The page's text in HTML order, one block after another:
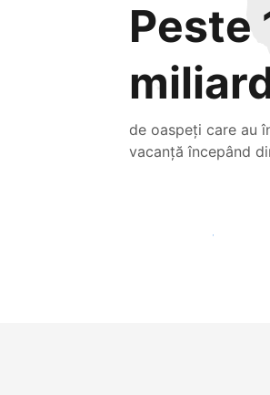
Peste
de oaspeți care au
vacanță începând
Atrageți noi oaspeți